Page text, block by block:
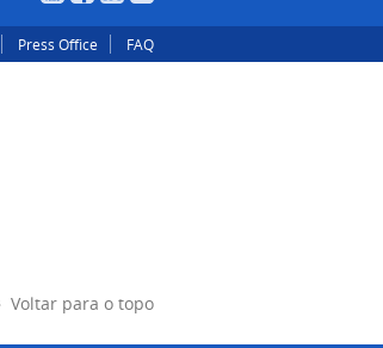
Press Office FAQ
Voltar para o topo